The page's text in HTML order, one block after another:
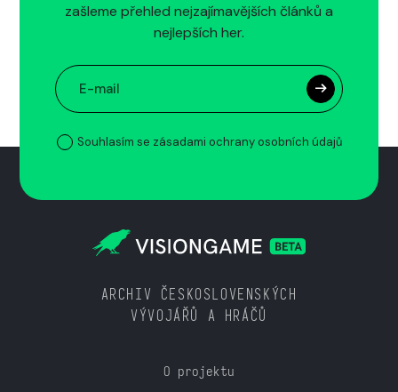
zašleme přehled nejzajímavějších článků a
nejlepších her.
Souhlasím se zásadami ochrany osobních údajů
ARCHIV ČESKOSLOVENSKÝCH
VÝVOJÁŘŮ A HRÁČŮ
O projektu